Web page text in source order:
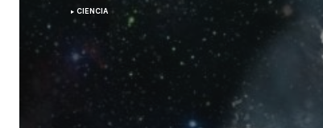
CIENCIA